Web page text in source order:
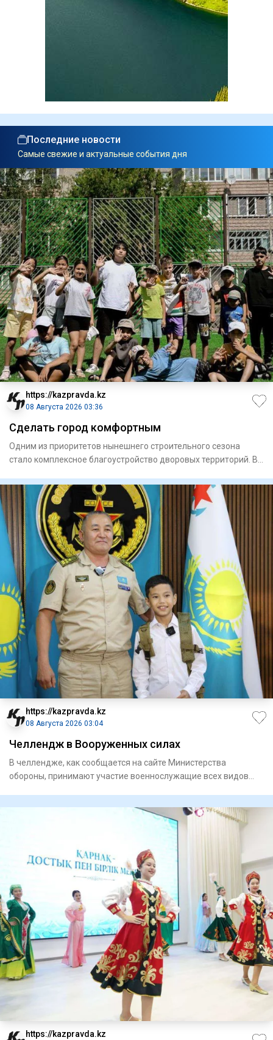
Последние новости
Самые свежие и актуальные события дня
https://kazpravda.kz
08 Августа 2026 03:36
Сделать город комфортным
Одним из приоритетов нынешнего строительного сезона
стало комплексное благоустройство дворовых территорий. В
https://kazpravda.kz
08 Августа 2026 03:04
Челлендж в Вооруженных силах
В челлендже, как сообщается на сайте Министерства
обороны, принимают участие военнослужащие всех видов
https://kazpravda.kz